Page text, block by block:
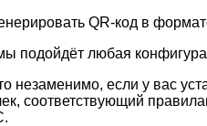
QR-код в
подойдёт любая
если у вас
соответствующий